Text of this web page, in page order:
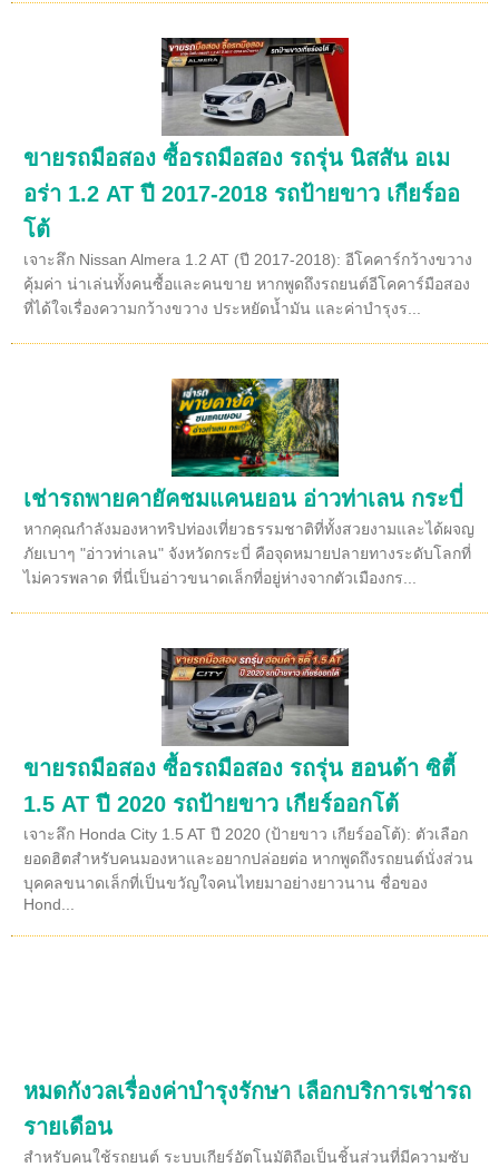
ขายรถมือสอง ซื้อรถมือสอง รถรุ่น นิสสัน อเม
อร่า 1.2 AT ปี 2017-2018 รถป้ายขาว เกียร์ออ
โต้
เจาะลึก Nissan Almera 1.2 AT (ปี 2017-2018): อีโคคาร์กว้างขวาง
คุ้มค่า น่าเล่นทั้งคนซื้อและคนขาย หากพูดถึงรถยนต์อีโคคาร์มือสอง
ที่ได้ใจเรื่องความกว้างขวาง ประหยัดน้ำมัน และค่าบำรุงร...
เช่ารถพายคายัคชมแคนยอน อ่าวท่าเลน กระบี่
หากคุณกำลังมองหาทริปท่องเที่ยวธรรมชาติที่ทั้งสวยงามและได้ผจญ
ภัยเบาๆ "อ่าวท่าเลน" จังหวัดกระบี่ คือจุดหมายปลายทางระดับโลกที่
ไม่ควรพลาด ที่นี่เป็นอ่าวขนาดเล็กที่อยู่ห่างจากตัวเมืองกร...
ขายรถมือสอง ซื้อรถมือสอง รถรุ่น ฮอนด้า ซิตี้
1.5 AT ปี 2020 รถป้ายขาว เกียร์ออกโต้
เจาะลึก Honda City 1.5 AT ปี 2020 (ป้ายขาว เกียร์ออโต้): ตัวเลือก
ยอดฮิตสำหรับคนมองหาและอยากปล่อยต่อ หากพูดถึงรถยนต์นั่งส่วน
บุคคลขนาดเล็กที่เป็นขวัญใจคนไทยมาอย่างยาวนาน ชื่อของ
Hond...
หมดกังวลเรื่องค่าบำรุงรักษา เลือกบริการเช่ารถ
รายเดือน
สำหรับคนใช้รถยนต์ ระบบเกียร์อัตโนมัติถือเป็นชิ้นส่วนที่มีความซับ